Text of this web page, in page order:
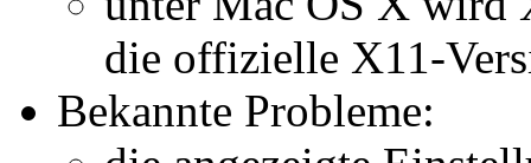
die offizielle X11-
Bekannte Probleme: